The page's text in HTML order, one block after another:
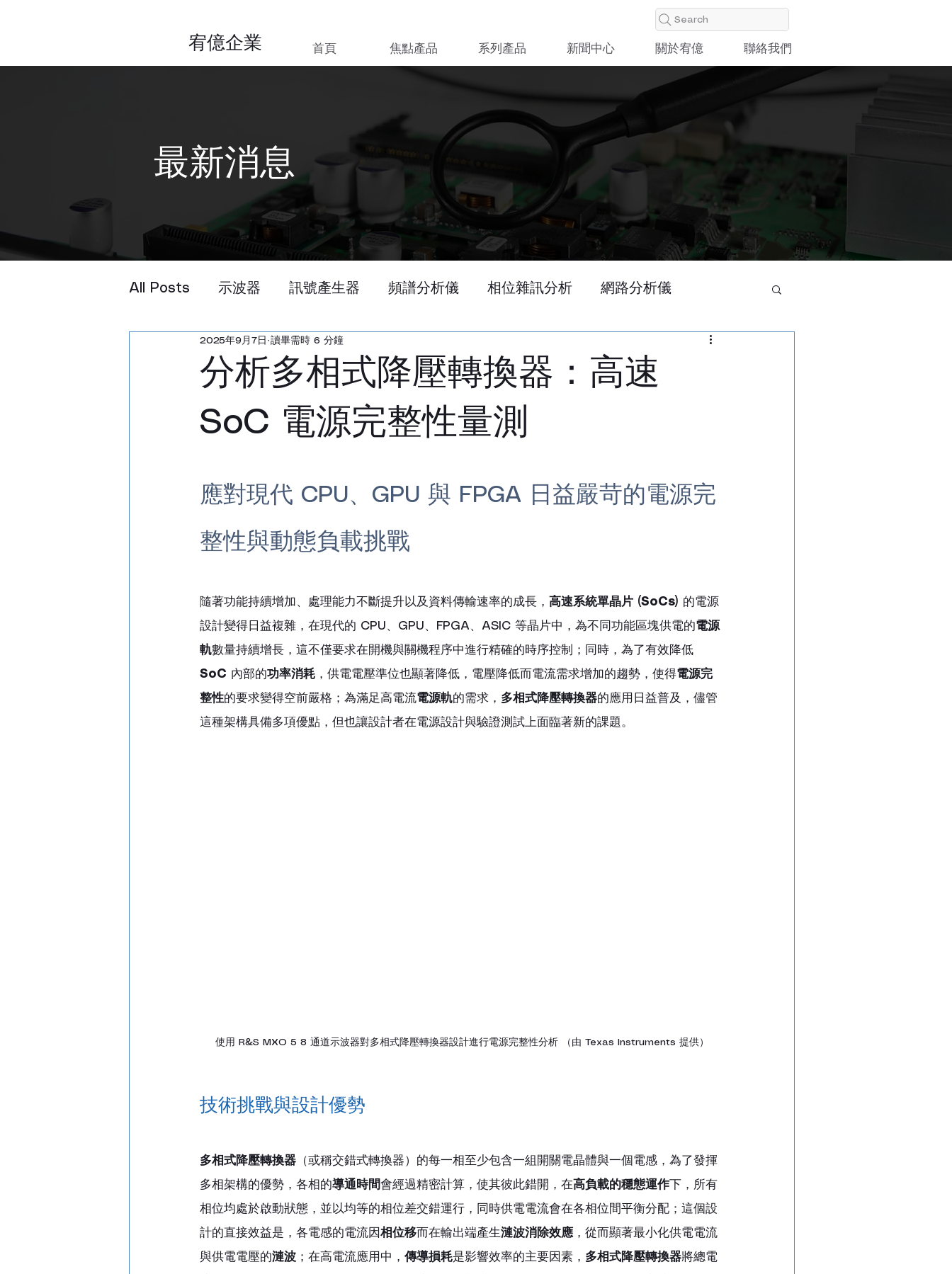
​宥億企業
Search
首頁 焦點產品 系列產品 新聞中心 關於宥億 聯絡我們
​最新消息
All Posts 示波器 訊號產生器 頻譜分析儀 相位雜訊分析 網路分析儀
汽車雷達回波產生器 無線網路模擬器
功率感測器 電源供應器 LCR 測試儀
分析多相式降壓轉換器：高速
SoC 電源完整性量測
2025年9月7日 讀畢需時 6 分鐘
應對現代 CPU、GPU 與 FPGA 日益嚴苛的電源完
整性與動態負載挑戰
隨著功能持續增加、處理能力不斷提升以及資料傳輸速率的成長， 高速系統單晶片 (SoCs) 的電源
設計變得日益複雜，在現代的 CPU、GPU、FPGA、ASIC 等晶片中，為不同功能區塊供電的電源
軌數量持續增長，這不僅要求在開機與關機程序中進行精確的時序控制；同時，為了有效降低
SoC 內部的功率消耗 ，供電電壓準位也顯著降低，電壓降低而電流需求增加的趨勢，使得電源完
整性的要求變得空前嚴格；為滿足高電流電源軌的需求， 多相式降壓轉換器的應用日益普及，儘管
這種架構具備多項優點，但也讓設計者在電源設計與驗證測試上面臨著新的課題。
使用 R&S MXO 5 8 通道示波器對多相式降壓轉換器設計進行電源完整性分析 （由 Texas Instruments 提供）
技術挑戰與設計優勢
多相式降壓轉換器 （或稱交錯式轉換器）的每一相至少包含一組開關電晶體與一個電感，為了發揮
多相架構的優勢，各相的導通時間會經過精密計算，使其彼此錯開，在高負載的穩態運作下，所有
相位均處於啟動狀態，並以均等的相位差交錯運行，同時供電電流會在各相位間平衡分配；這個設
計的直接效益是，各電感的電流因相位移而在輸出端產生漣波消除效應 ，從而顯著最小化供電電流
與供電電壓的漣波 ；在高電流應用中，傳導損耗是影響效率的主要因素， 多相式降壓轉換器將總電